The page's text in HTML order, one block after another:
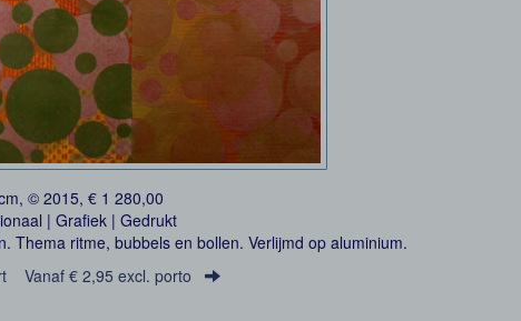
© 2015, € 1 280,00
| Grafiek | Gedrukt
Thema ritme, bubbels en bollen. Verlijmd op aluminium.
Vanaf € 2,95 excl. porto